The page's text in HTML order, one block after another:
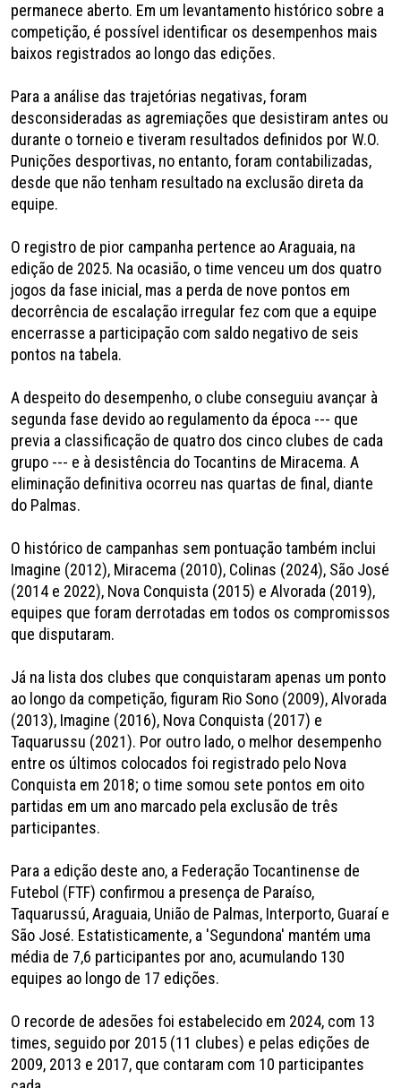
permanece aberto. Em um levantamento histórico sobre a
competição, é possível identificar os desempenhos mais
baixos registrados ao longo das edições.
Para a análise das trajetórias negativas, foram
desconsideradas as agremiações que desistiram antes ou
durante o torneio e tiveram resultados definidos por W.O.
Punições desportivas, no entanto, foram contabilizadas,
desde que não tenham resultado na exclusão direta da
equipe.
O registro de pior campanha pertence ao Araguaia, na
edição de 2025. Na ocasião, o time venceu um dos quatro
jogos da fase inicial, mas a perda de nove pontos em
decorrência de escalação irregular fez com que a equipe
encerrasse a participação com saldo negativo de seis
pontos na tabela.
A despeito do desempenho, o clube conseguiu avançar à
segunda fase devido ao regulamento da época --- que
previa a classificação de quatro dos cinco clubes de cada
grupo --- e à desistência do Tocantins de Miracema. A
eliminação definitiva ocorreu nas quartas de final, diante
do Palmas.
O histórico de campanhas sem pontuação também inclui
Imagine (2012), Miracema (2010), Colinas (2024), São José
(2014 e 2022), Nova Conquista (2015) e Alvorada (2019),
equipes que foram derrotadas em todos os compromissos
que disputaram.
Já na lista dos clubes que conquistaram apenas um ponto
ao longo da competição, figuram Rio Sono (2009), Alvorada
(2013), Imagine (2016), Nova Conquista (2017) e
Taquarussu (2021). Por outro lado, o melhor desempenho
entre os últimos colocados foi registrado pelo Nova
Conquista em 2018; o time somou sete pontos em oito
partidas em um ano marcado pela exclusão de três
participantes.
Para a edição deste ano, a Federação Tocantinense de
Futebol (FTF) confirmou a presença de Paraíso,
Taquarussú, Araguaia, União de Palmas, Interporto, Guaraí e
São José. Estatisticamente, a 'Segundona' mantém uma
média de 7,6 participantes por ano, acumulando 130
equipes ao longo de 17 edições.
O recorde de adesões foi estabelecido em 2024, com 13
times, seguido por 2015 (11 clubes) e pelas edições de
2009, 2013 e 2017, que contaram com 10 participantes